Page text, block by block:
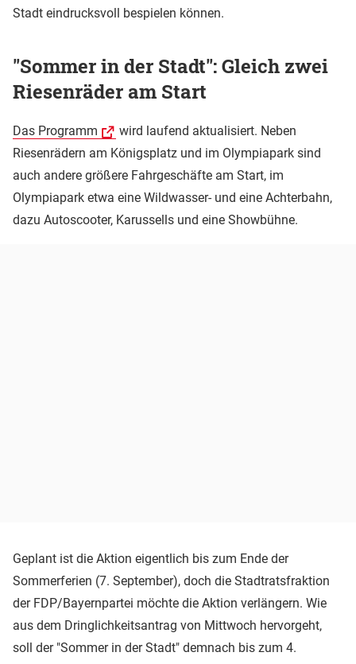
Stadt eindrucksvoll bespielen können.
"Sommer in der Stadt": Gleich zwei
Riesenräder am Start
Das Programm
wird laufend aktualisiert. Neben
Riesenrädern am Königsplatz und im Olympiapark sind
auch andere größere Fahrgeschäfte am Start, im
Olympiapark etwa eine Wildwasser- und eine Achterbahn,
dazu Autoscooter, Karussells und eine Showbühne.
Geplant ist die Aktion eigentlich bis zum Ende der
Sommerferien (7. September), doch die Stadtratsfraktion
der FDP/Bayernpartei möchte die Aktion verlängern. Wie
aus dem Dringlichkeitsantrag von Mittwoch hervorgeht,
soll der "Sommer in der Stadt" demnach bis zum 4.